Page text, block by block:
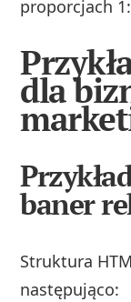
proporcjach
dla
baner
Struktura
następująco: